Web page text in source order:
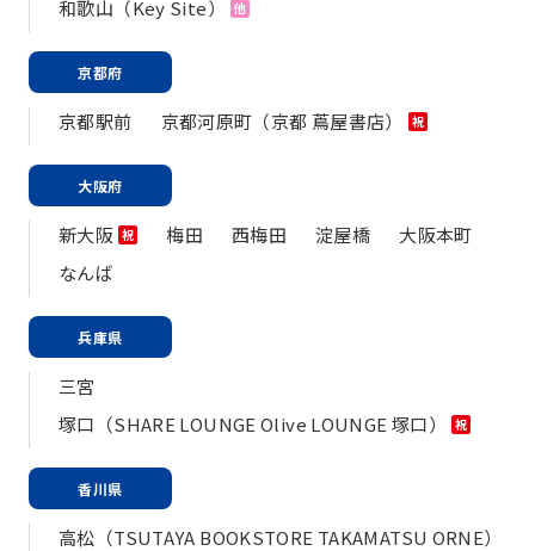
和歌山（Key Site） 他
京都府
京都駅前 京都河原町（京都 蔦屋書店） 祝
大阪府
新大阪 祝 梅田 西梅田 淀屋橋
大阪本町
なんば
兵庫県
三宮
塚口（SHARE LOUNGE Olive LOUNGE 塚口）
祝
香川県
高松（TSUTAYA BOOKSTORE TAKAMATSU ORNE）